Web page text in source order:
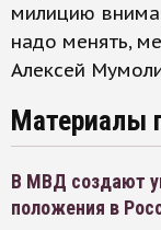
милицию
надо менять,
Алексей
Материалы
В МВД создают
положения в